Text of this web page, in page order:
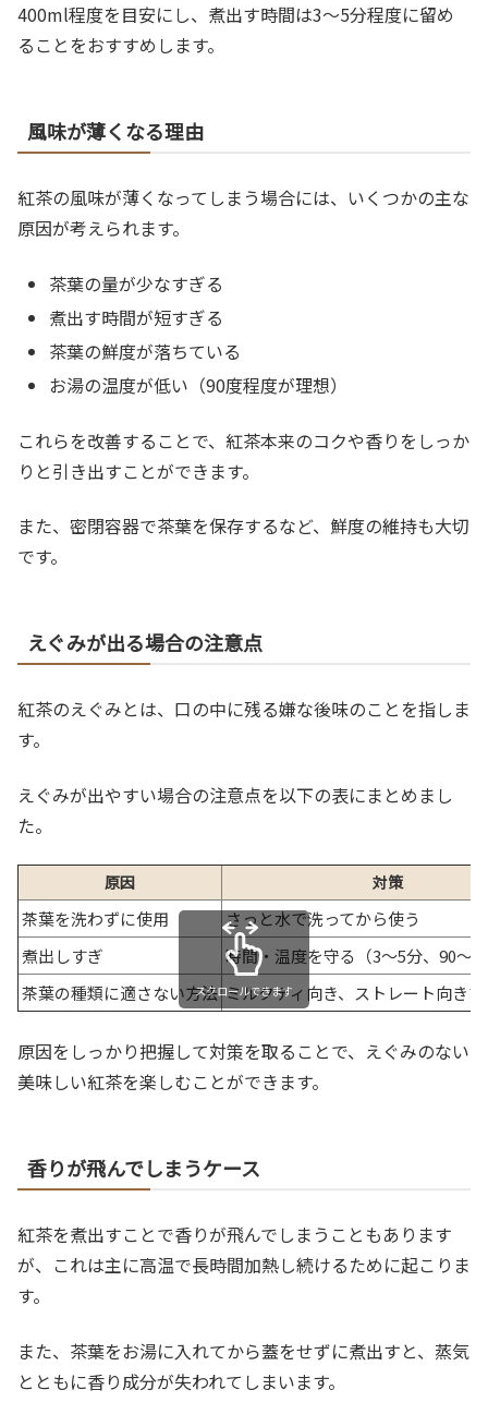
400ml程度を目安にし、煮出す時間は3〜5分程度に留め
ることをおすすめします。
風味が薄くなる理由
紅茶の風味が薄くなってしまう場合には、いくつかの主な
原因が考えられます。
茶葉の量が少なすぎる
煮出す時間が短すぎる
茶葉の鮮度が落ちている
お湯の温度が低い（90度程度が理想）
これらを改善することで、紅茶本来のコクや香りをしっか
りと引き出すことができます。
また、密閉容器で茶葉を保存するなど、鮮度の維持も大切
です。
えぐみが出る場合の注意点
紅茶のえぐみとは、口の中に残る嫌な後味のことを指しま
す。
えぐみが出やすい場合の注意点を以下の表にまとめまし
た。
原因 対策
茶葉を洗わずに使用
さっと水で洗ってから使う
煮出しすぎ
時間・温度を守る（3〜5分、90〜
茶葉の種類に適さない方法 ミルクティ向き、ストレート向き
スクロールできます
原因をしっかり把握して対策を取ることで、えぐみのない
美味しい紅茶を楽しむことができます。
香りが飛んでしまうケース
紅茶を煮出すことで香りが飛んでしまうこともあります
が、これは主に高温で長時間加熱し続けるために起こりま
す。
また、茶葉をお湯に入れてから蓋をせずに煮出すと、蒸気
とともに香り成分が失われてしまいます。